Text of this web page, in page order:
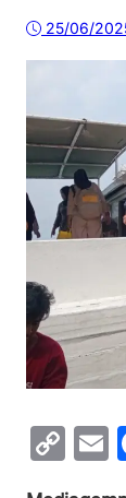
25/06/
C